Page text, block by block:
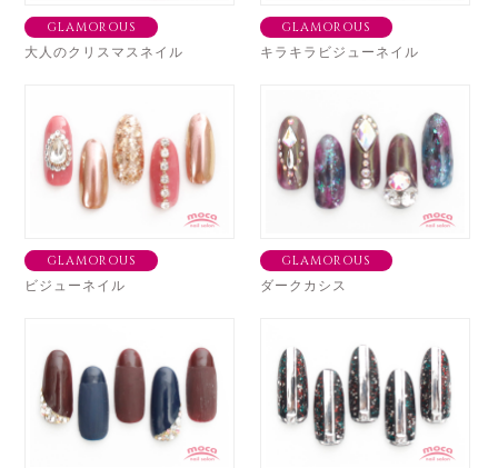
GLAMOROUS
大人のクリスマスネイル
GLAMOROUS
キラキラビジューネイル
GLAMOROUS
ビジューネイル
GLAMOROUS
ダークカシス